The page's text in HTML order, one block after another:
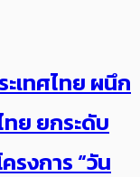
ะเทศไทย ผนึก
ทย ยกระดับ
รงการ “วัน